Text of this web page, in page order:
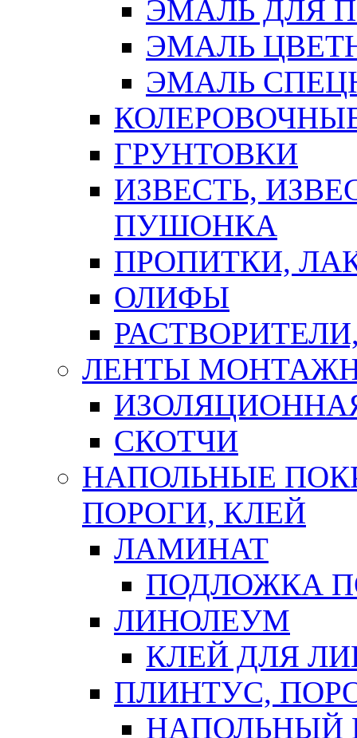
ЭМАЛЬ ДЛЯ
ЭМАЛЬ
ЭМАЛЬ
ГРУНТОВКИ
ИЗВЕСТЬ,
ПУШОНКА
ПРОПИТКИ,
ОЛИФЫ
ЛЕНТЫ
СКОТЧИ
НАПОЛЬНЫЕ
ПОРОГИ, КЛЕЙ
ЛАМИНАТ
ПОДЛОЖКА
ЛИНОЛЕУМ
КЛЕЙ ДЛЯ
ПЛИНТУС,
НАПОЛЬНЫЙ